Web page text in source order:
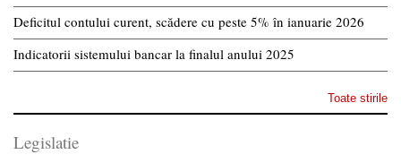
Deficitul contului curent, scădere cu peste 5% în ianuarie 2026
Indicatorii sistemului bancar la finalul anului 2025
Toate stirile
Legislatie